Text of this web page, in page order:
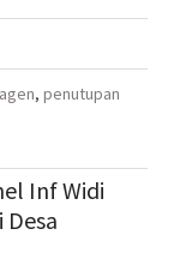
, penutupan
Inf Widi